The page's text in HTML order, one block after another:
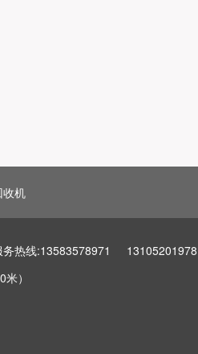
收机
务热线:13583578971
）